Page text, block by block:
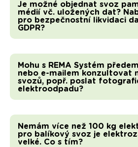
Je možné objednat svoz
médií vč. uložených dat?
pro bezpečnostní likvidaci
GDPR?
Mohu s REMA Systém
nebo e-mailem konzultovat
svozů, popř. poslat
elektroodpadu?
Nemám více než 100 kg
pro balíkový svoz je
velké. Co s tím?